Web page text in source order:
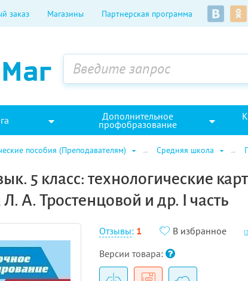
заказ Магазины Партнерская программа
Дополнительное
профобразование
пособия (Преподавателям) Средняя школа
5 класс: технологические
А. Тростенцовой и др. I часть
Отзывы: 1 В избранное
Версии товара: